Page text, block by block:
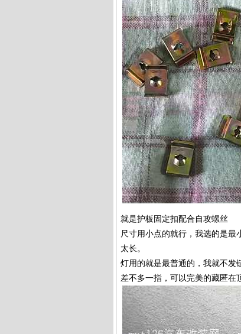
就是护板固定扣配合自攻螺丝
尺寸用小点的就行，我选的是
太长。
灯用的就是最普通的，我就不发
差不多一指，可以完美的藏匿在